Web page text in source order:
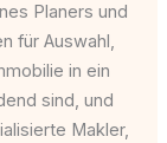
Planers und
für Auswahl,
in ein
sind, und
Makler,